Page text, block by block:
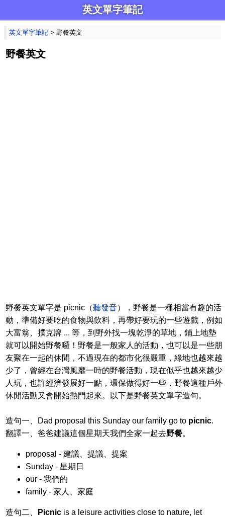
英文單字筆記
英文單字筆記 > 野餐英文
野餐英文
野餐英文單字是 picnic（聽發音），野餐是一種相當有趣的活
動，準備好要吃的食物與飲料，再帶好要玩的一些遊戲，例如
大富翁、撲克牌 ... 等，到野外找一塊乾淨的草地，鋪上地墊
就可以開始野餐囉！野餐是一般家人的活動，也可以是一些朋
友聚在一起的休閒，不過現在的都市化很嚴重，綠地也越來越
少了，曾經在台灣風靡一時的野餐活動，現在似乎也越來越少
人玩，也許經濟發展好一點，環保做得好一些，野餐這種戶外
休閒活動又會開始熱門起來。以下是野餐英文單字造句。
造句一、Dad proposal this Sunday our family go to picnic.
翻譯一、爸爸建議這個星期天我們全家一起去野餐。
proposal - 建議、提議、提案
Sunday - 星期日
our - 我們的
family - 家人、家庭
造句二、 Picnic is a leisure activities close to nature, let